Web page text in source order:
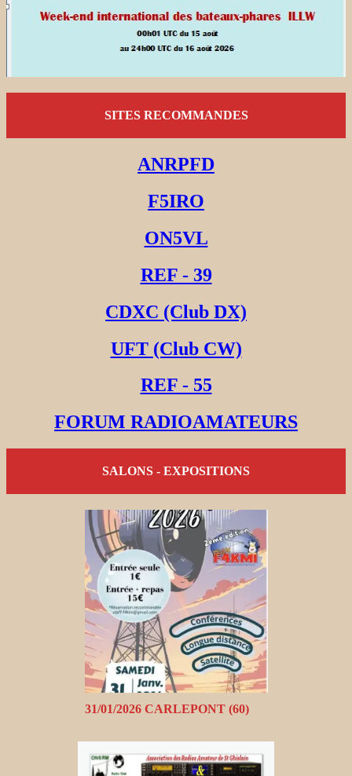
SITES RECOMMANDES
ANRPFD
F5IRO
ON5VL
REF - 39
CDXC (Club DX)
UFT (Club CW)
REF - 55
FORUM RADIOAMATEURS
SALONS - EXPOSITIONS
31/01/2026 CARLEPONT (60)